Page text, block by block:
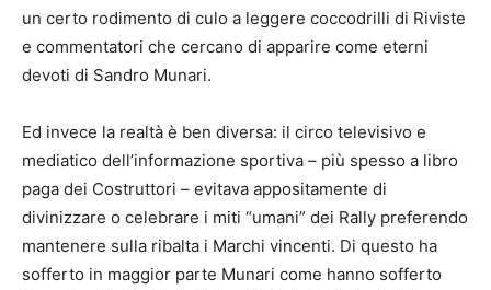
un certo rodimento di culo a leggere coccodrilli di Riviste
e commentatori che cercano di apparire come eterni
devoti di Sandro Munari.
Ed invece la realtà è ben diversa: il circo televisivo e
mediatico dell’informazione sportiva – più spesso a libro
paga dei Costruttori – evitava appositamente di
divinizzare o celebrare i miti “umani” dei Rally preferendo
mantenere sulla ribalta i Marchi vincenti. Di questo ha
sofferto in maggior parte Munari come hanno sofferto